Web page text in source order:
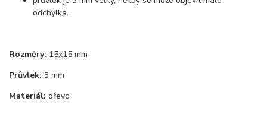
odchylka.
Rozměry: 15x15 mm
Průvlek: 3 mm
Materiál: dřevo